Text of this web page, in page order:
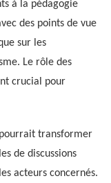
à la pédagogie
des points de vue
sur les
Le rôle des
crucial pour
transformer
de discussions
acteurs concernés.